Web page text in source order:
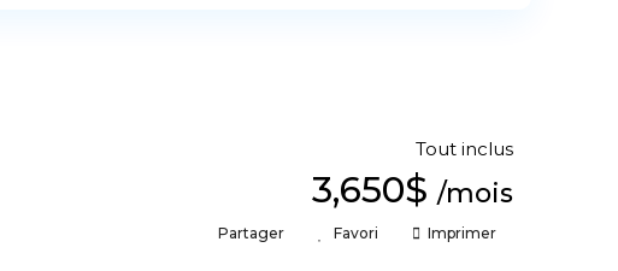
Tout inclus
3,650$ /mois
Partager Favori Imprimer